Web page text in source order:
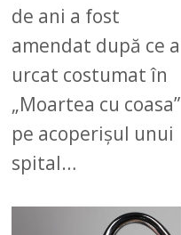
de ani a fost
amendat după ce a
urcat costumat în
„Moartea cu coasa”
pe acoperișul unui
spital…